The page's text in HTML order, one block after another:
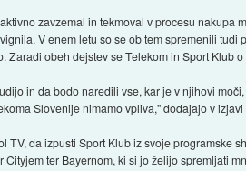
zavzemal in tekmoval v procesu
V enem letu so se ob tem spremenili
Zaradi obeh dejstev se Telekom in Sport Klub
in da bodo naredili vse, kar je v njihovi
Slovenije nimamo vpliva," dodajajo v izjavi
TV, da izpusti Sport Klub iz svoje programske
Cityjem ter Bayernom, ki si jo želijo spremljati